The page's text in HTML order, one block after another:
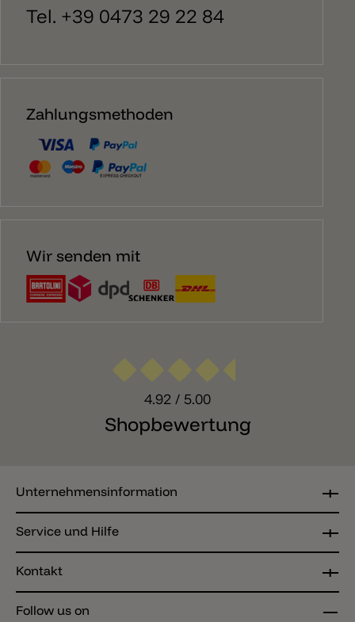
Tel. +39 0473 29 22 84
Zahlungsmethoden
Wir senden mit
4.92 / 5.00
Shopbewertung
Follow us on
Kontakt
Unternehmensinformation
Service und Hilfe